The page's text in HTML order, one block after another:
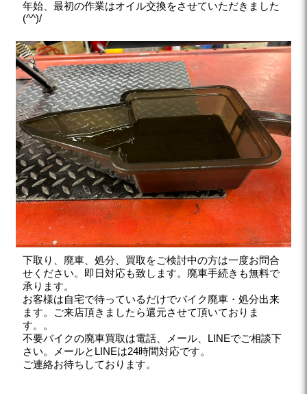
年始、最初の作業はオイル交換をさせていただきました
(^^)/
下取り、廃車、処分、買取をご検討中の方は一度お問合
せください。即日対応も致します。廃車手続きも無料で
承ります。
お客様は自宅で待っているだけでバイク廃車・処分出来
ます。ご来店頂きましたら還元させて頂いておりま
す。。
不要バイクの廃車買取は電話、メール、LINEでご相談下
さい。メールとLINEは24時間対応です。
ご連絡お待ちしております。